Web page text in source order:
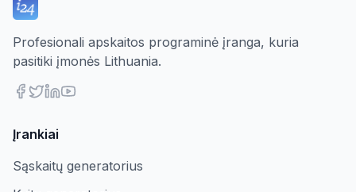
Profesionali apskaitos programinė įranga, kuria
pasitiki įmonės Lithuania.
Įrankiai
Sąskaitų generatorius